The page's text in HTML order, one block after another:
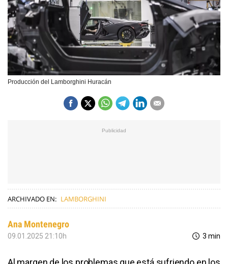
Producción del Lamborghini Huracán
ARCHIVADO EN: LAMBORGHINI
Ana Montenegro
09.01.2025 21:10h 3 min